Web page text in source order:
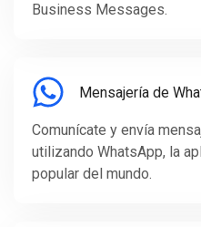
Business Messages.
Mensajería de
Comunícate y envía
utilizando WhatsApp, la
popular del mundo.